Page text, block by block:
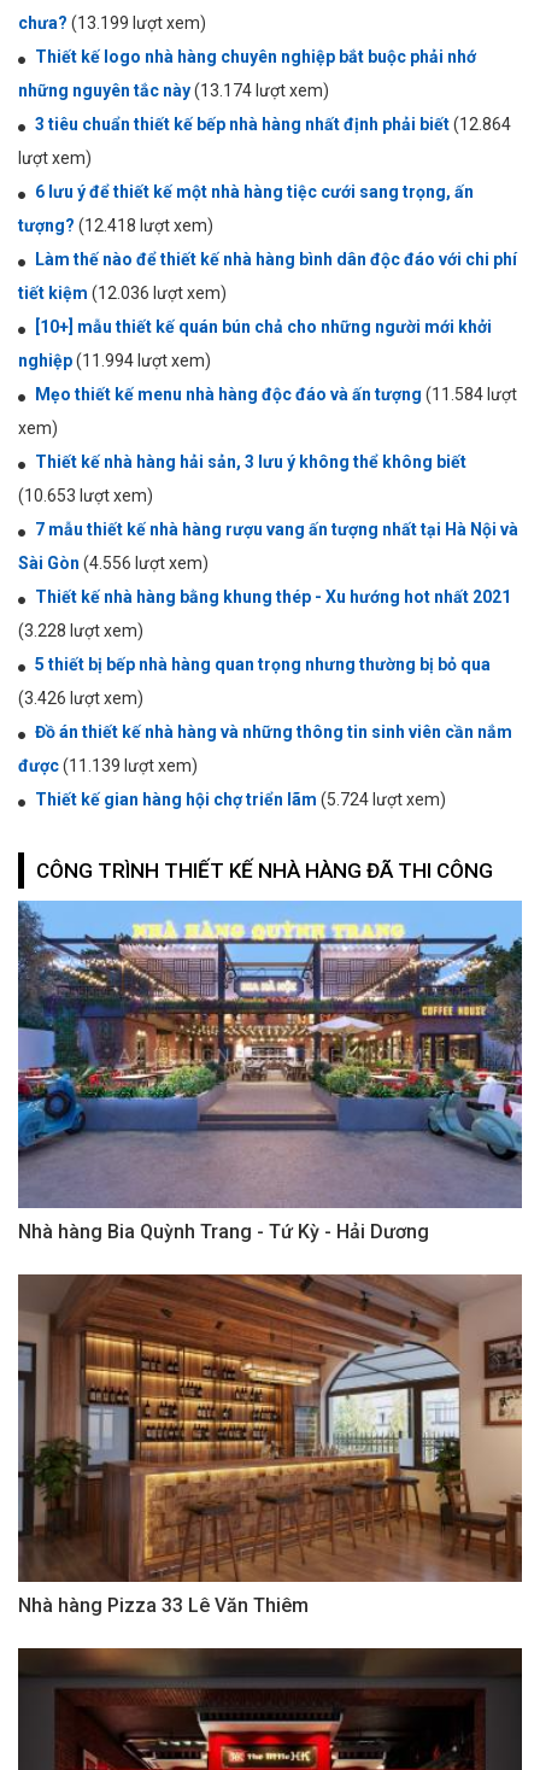
chưa? (13.199 lượt xem)
Thiết kế logo nhà hàng chuyên nghiệp bắt buộc phải nhớ
những nguyên tắc này(13.174 lượt xem)
3 tiêu chuẩn thiết kế bếp nhà hàng nhất định phải biết(12.864
lượt xem)
6 lưu ý để thiết kế một nhà hàng tiệc cưới sang trọng, ấn
tượng? (12.418 lượt xem)
Làm thế nào để thiết kế nhà hàng bình dân độc đáo với chi phí
tiết kiệm (12.036 lượt xem)
[10+] mẫu thiết kế quán bún chả cho những người mới khởi
nghiệp(11.994 lượt xem)
Mẹo thiết kế menu nhà hàng độc đáo và ấn tượng (11.584 lượt
xem)
Thiết kế nhà hàng hải sản, 3 lưu ý không thể không biết
(10.653 lượt xem)
7 mẫu thiết kế nhà hàng rượu vang ấn tượng nhất tại Hà Nội và
Sài Gòn (4.556 lượt xem)
Thiết kế nhà hàng bằng khung thép - Xu hướng hot nhất 2021
(3.228 lượt xem)
5 thiết bị bếp nhà hàng quan trọng nhưng thường bị bỏ qua
(3.426 lượt xem)
Đồ án thiết kế nhà hàng và những thông tin sinh viên cần nắm
được(11.139 lượt xem)
Thiết kế gian hàng hội chợ triển lãm (5.724 lượt xem)
CÔNG TRÌNH THIẾT KẾ NHÀ HÀNG ĐÃ THI CÔNG
Nhà hàng Bia Quỳnh Trang - Tứ Kỳ - Hải Dương
Nhà hàng Pizza 33 Lê Văn Thiêm